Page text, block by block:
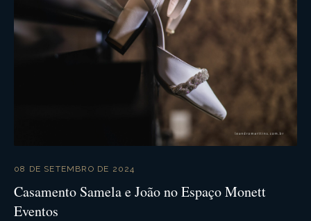
08 DE SETEMBRO DE 2024
Casamento Samela e João no Espaço Monett
Eventos